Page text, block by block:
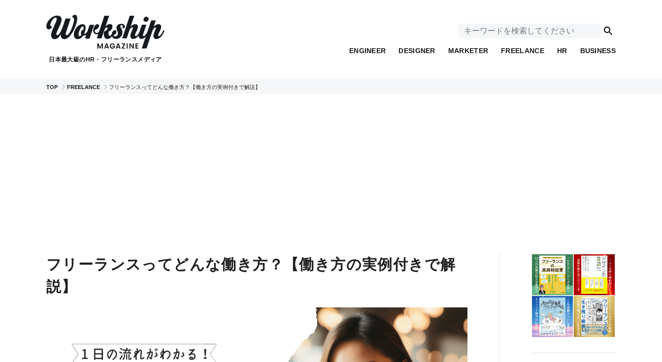
日本最大級のHR・フリーランスメディア
ENGINEER DESIGNER MARKETER FREELANCE HR BUSINESS
TOP FREELANCE フリーランスってどんな働き方？【働き方の実例付きで解説】
フリーランスってどんな働き方？【働き方の実例付きで解
説】